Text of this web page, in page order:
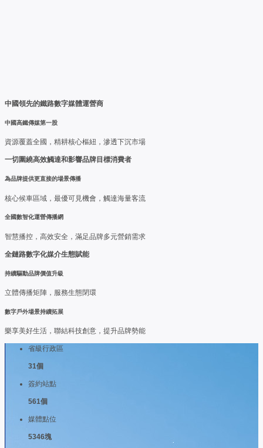
中國領先的鐵路數字媒體運營商
中國高鐵傳媒第一股
資源覆蓋全國，精耕核心樞紐，滲透下沉市場
一切圍繞高效觸達和影響品牌目標消費者
為品牌提供更直接的場景傳播
核心候車區域，最優可見機會，觸達海量客流
全國數智化運營傳播網
智慧播控，高效安全，滿足品牌多元營銷需求
全鏈路數字化媒介生態賦能
持續驅動品牌價值升級
立體傳播矩陣，服務生態閉環
數字戶外場景持續拓展
樂享美好生活，聯結科技創意，提升品牌勢能
省級行政區
31個
簽約站點
561個
媒體點位
5346塊